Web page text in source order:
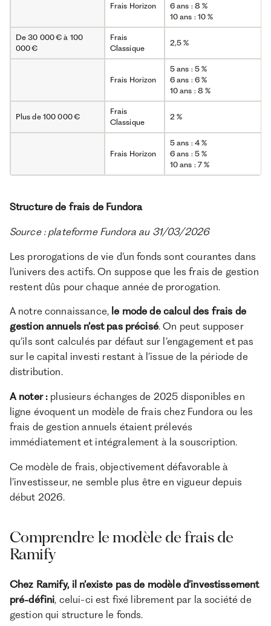
Frais Horizon
6 ans : 8 %
10 ans : 10 %
De 30 000 € à 100
000 €
Frais
Classique
2,5 %
Frais Horizon
5 ans : 5 %
6 ans : 6 %
10 ans : 8 %
Plus de 100 000 €
Frais
Classique
2 %
Frais Horizon
5 ans : 4 %
6 ans : 5 %
10 ans : 7 %
Structure de frais de Fundora
Source : plateforme Fundora au 31/03/2026
Les prorogations de vie d’un fonds sont courantes dans
l’univers des actifs. On suppose que les frais de gestion
restent dûs pour chaque année de prorogation.
A notre connaissance, le mode de calcul des frais de
gestion annuels n’est pas précisé. On peut supposer
qu’ils sont calculés par défaut sur l’engagement et pas
sur le capital investi restant à l’issue de la période de
distribution.
A noter : plusieurs échanges de 2025 disponibles en
ligne évoquent un modèle de frais chez Fundora ou les
frais de gestion annuels étaient prélevés
immédiatement et intégralement à la souscription.
Ce modèle de frais, objectivement défavorable à
l’investisseur, ne semble plus être en vigueur depuis
début 2026.
Comprendre le modèle de frais de
Ramify
Chez Ramify, il n’existe pas de modèle d’investissement
pré-défini, celui-ci est fixé librement par la société de
gestion qui structure le fonds.